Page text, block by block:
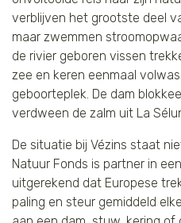
verblijven het grootste deel
maar zwemmen
de rivier geboren vissen
zee en keren eenmaal
geboorteplek. De dam
verdween de zalm uit La
De situatie bij Vézins staat
Natuur Fonds is partner in
uitgerekend dat Europese
paling en steur gemiddeld